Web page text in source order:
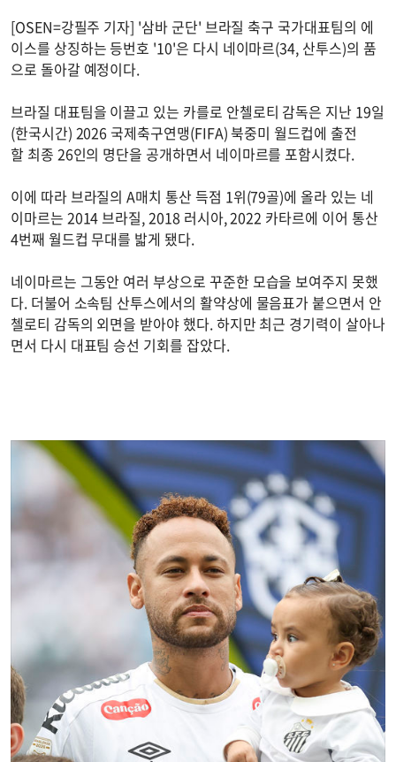
[OSEN=강필주 기자] '삼바 군단' 브라질 축구 국가대표팀의 에
이스를 상징하는 등번호 '10'은 다시 네이마르(34, 산투스)의 품
으로 돌아갈 예정이다.
브라질 대표팀을 이끌고 있는 카를로 안첼로티 감독은 지난 19일
(한국시간) 2026 국제축구연맹(FIFA) 북중미 월드컵에 출전
할 최종 26인의 명단을 공개하면서 네이마르를 포함시켰다.
이에 따라 브라질의 A매치 통산 득점 1위(79골)에 올라 있는 네
이마르는 2014 브라질, 2018 러시아, 2022 카타르에 이어 통산
4번째 월드컵 무대를 밟게 됐다.
네이마르는 그동안 여러 부상으로 꾸준한 모습을 보여주지 못했
다. 더불어 소속팀 산투스에서의 활약상에 물음표가 붙으면서 안
첼로티 감독의 외면을 받아야 했다. 하지만 최근 경기력이 살아나
면서 다시 대표팀 승선 기회를 잡았다.